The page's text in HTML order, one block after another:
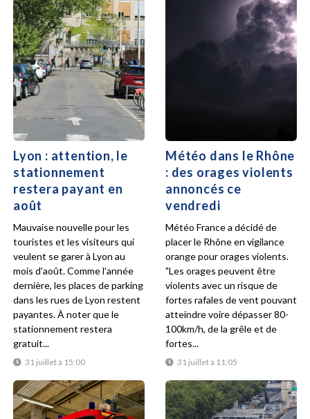
Lyon : attention, le
stationnement
restera payant en
août
31 juillet à 15:00
Mauvaise nouvelle pour les
touristes et les visiteurs qui
veulent se garer à Lyon au
mois d'août. Comme l'année
dernière, les places de parking
dans les rues de Lyon restent
payantes. À noter que le
stationnement restera
gratuit...
Météo dans le Rhône
: des orages violents
annoncés ce
vendredi
31 juillet à 11:05
Météo France a décidé de
placer le Rhône en vigilance
orange pour orages violents.
"Les orages peuvent être
violents avec un risque de
fortes rafales de vent pouvant
atteindre voire dépasser 80-
100km/h, de la grêle et de
fortes...